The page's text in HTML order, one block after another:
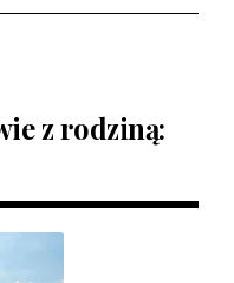
z rodziną: